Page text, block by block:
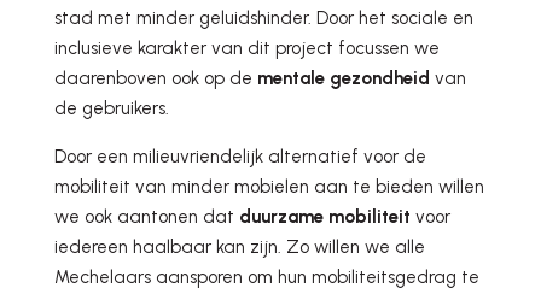
stad met minder geluidshinder. Door het sociale en
inclusieve karakter van dit project focussen we
daarenboven ook op de mentale gezondheid van
de gebruikers.
Door een milieuvriendelijk alternatief voor de
mobiliteit van minder mobielen aan te bieden willen
we ook aantonen dat duurzame mobiliteit voor
iedereen haalbaar kan zijn. Zo willen we alle
Mechelaars aansporen om hun mobiliteitsgedrag te